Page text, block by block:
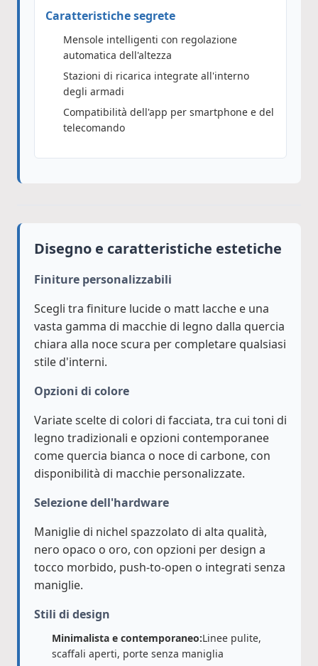
Caratteristiche segrete
Mensole intelligenti con regolazione
automatica dell'altezza
Stazioni di ricarica integrate all'interno
degli armadi
Compatibilità dell'app per smartphone e del
telecomando
Disegno e caratteristiche estetiche
Finiture personalizzabili
Scegli tra finiture lucide o matt lacche e una
vasta gamma di macchie di legno dalla quercia
chiara alla noce scura per completare qualsiasi
stile d'interni.
Opzioni di colore
Variate scelte di colori di facciata, tra cui toni di
legno tradizionali e opzioni contemporanee
come quercia bianca o noce di carbone, con
disponibilità di macchie personalizzate.
Selezione dell'hardware
Maniglie di nichel spazzolato di alta qualità,
nero opaco o oro, con opzioni per design a
tocco morbido, push-to-open o integrati senza
maniglie.
Stili di design
Minimalista e contemporaneo:Linee pulite,
scaffali aperti, porte senza maniglia